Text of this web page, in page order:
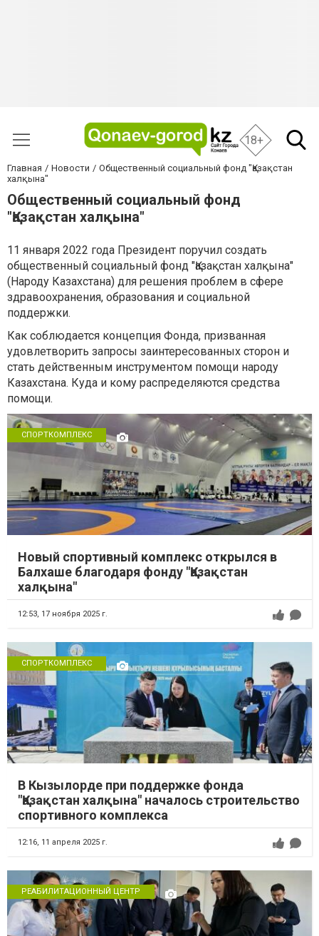
18+
Главная Новости
Общественный социальный фонд "Қазақстан
халқына"
Общественный социальный фонд
"Қазақстан халқына"
11 января 2022 года Президент поручил создать
общественный социальный фонд "Қазақстан халқына"
(Народу Казахстана) для решения проблем в сфере
здравоохранения, образования и социальной
поддержки.
Как соблюдается концепция Фонда, призванная
удовлетворить запросы заинтересованных сторон и
стать действенным инструментом помощи народу
Казахстана. Куда и кому распределяются средства
помощи.
СПОРТКОМПЛЕКС
Новый спортивный комплекс открылся в
Балхаше благодаря фонду "Қазақстан
халқына"
12:53, 17 ноября 2025 г.
СПОРТКОМПЛЕКС
В Кызылорде при поддержке фонда
"Қазақстан халқына" началось строительство
спортивного комплекса
12:16, 11 апреля 2025 г.
РЕАБИЛИТАЦИОННЫЙ ЦЕНТР